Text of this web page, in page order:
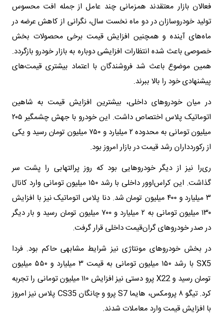
فعالان بازار معتقدند همزمانی چند عامل از جمله افت محسوس
تولید خودروسازان در دو ماه نخست سال، نگرانی از کاهش عرضه در
ماه‌های آینده و همچنین افزایش قیمت برخی محصولات بخش
خصوصی باعث شده انتظارات افزایشی دوباره به بازار خودرو بازگردد.
همین موضوع باعث شد فروشندگان با اعتماد بیشتری قیمت‌های
پیشنهادی خود را بالا ببرند.
در میان خودروهای داخلی، بیشترین افزایش قیمت به شاهین
اتوماتیک پلاس اختصاص داشت. این خودرو با جهش چشمگیر ۲۰۵
میلیون تومانی به محدوده ۲ میلیارد و ۷۵۰ میلیون تومان رسید و یکی
از رکوردداران رشد قیمت در بازار امروز بود.
ری‌را نیز از دیگر خودروهایی بود که روز پرالتهابی را پشت سر
گذاشت. این کراس‌اوور داخلی با رشد ۱۵۰ میلیون تومانی وارد کانال
۳ میلیارد و ۴۰۰ میلیون تومان شد. دنا پلاس اتوماتیک نیز با افزایش
۱۳۰ میلیون تومانی به ۲ میلیارد و ۷۰۰ میلیون تومان رسید و بار دیگر
در صدر خودروهای گران‌قیمت داخلی قرار گرفت.
در بخش خودروهای مونتاژی نیز شرایط مشابهی حاکم بود. فردا
SX5 با رشد ۱۵۰ میلیون تومانی به قیمت ۳ میلیارد و ۵۵۰ میلیون
تومان رسید و X22 پرو دستی نیز افزایش ۱۱۰ میلیون تومانی را تجربه
کرد. تیگو ۸ پرومکس، هایما S7 پرو و چانگان CS35 پلاس نیز امروز
با افزایش قیمت وارد معاملات شدند.